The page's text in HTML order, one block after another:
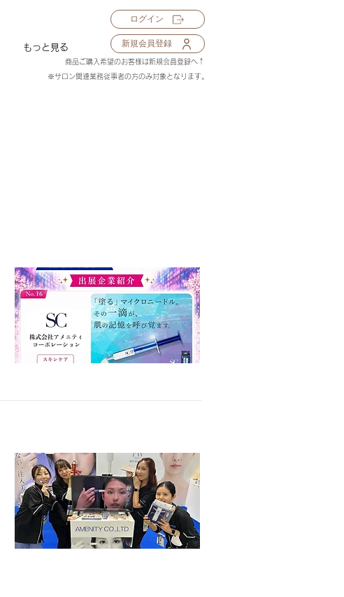
もっと見る
ログイン
新規会員登録
​商品ご購入希望のお客様は新規会員登録へ↑
※サロン関連業務従事者の方のみ対象となります。